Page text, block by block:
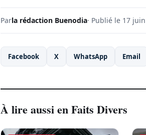
Parla rédaction Buenodia· Publié le 17
Facebook X WhatsApp Email
À lire aussi en Faits Divers